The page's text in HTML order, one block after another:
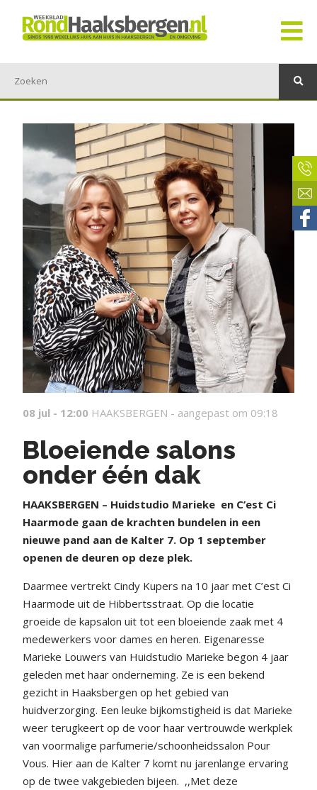
08 jul - 12:00 HAAKSBERGEN - aangepast om 09:18
Bloeiende salons
onder één dak
HAAKSBERGEN – Huidstudio Marieke en C’est Ci
Haarmode gaan de krachten bundelen in een
nieuwe pand aan de Kalter 7. Op 1 september
openen de deuren op deze plek.
Daarmee vertrekt Cindy Kupers na 10 jaar met C’est Ci
Haarmode uit de Hibbertsstraat. Op die locatie
groeide de kapsalon uit tot een bloeiende zaak met 4
medewerkers voor dames en heren. Eigenaresse
Marieke Louwers van Huidstudio Marieke begon 4 jaar
geleden met haar onderneming. Ze is een bekend
gezicht in Haaksbergen op het gebied van
huidverzorging. Een leuke bijkomstigheid is dat Marieke
weer terugkeert op de voor haar vertrouwde werkplek
van voormalige parfumerie/schoonheidssalon Pour
Vous. Hier aan de Kalter 7 komt nu jarenlange ervaring
op de twee vakgebieden bijeen. ,,Met deze